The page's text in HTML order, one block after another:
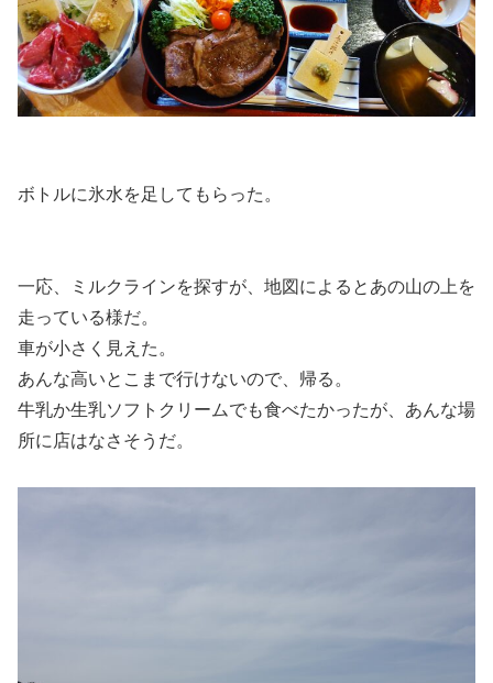
ボトルに氷水を足してもらった。
一応、ミルクラインを探すが、地図によるとあの山の上を
走っている様だ。
車が小さく見えた。
あんな高いとこまで行けないので、帰る。
牛乳か生乳ソフトクリームでも食べたかったが、あんな場
所に店はなさそうだ。